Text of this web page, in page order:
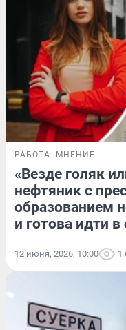
РАБОТА МНЕНИЕ
«Везде голяк
нефтяник с
образованием
и готова идти
12 июня, 2026, 10:00 1